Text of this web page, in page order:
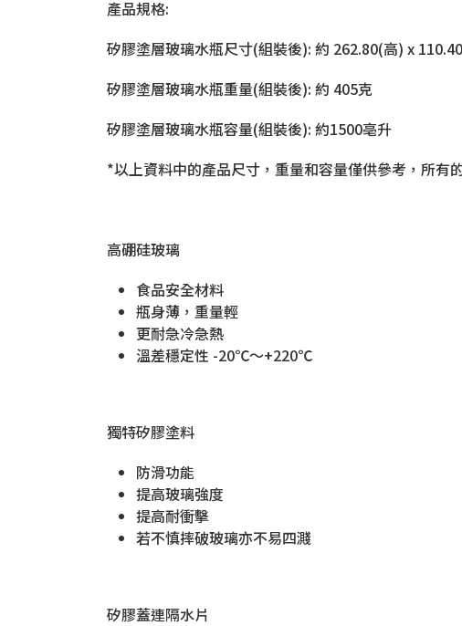
產品規格:
矽膠塗層玻璃水瓶尺寸(組裝後): 約 262.80(高) x
矽膠塗層玻璃水瓶重量(組裝後): 約 405克
矽膠塗層玻璃水瓶容量(組裝後): 約1500亳升
*以上資料中的產品尺寸，重量和容量僅供參考，所有
高硼硅玻璃
食品安全材料
瓶身薄，重量輕
更耐急冷急熱
溫差穩定性 -20℃〜+220℃
獨特矽膠塗料
防滑功能
提高玻璃強度
提高耐衝擊
若不慎摔破玻璃亦不易四濺
矽膠蓋連隔水片